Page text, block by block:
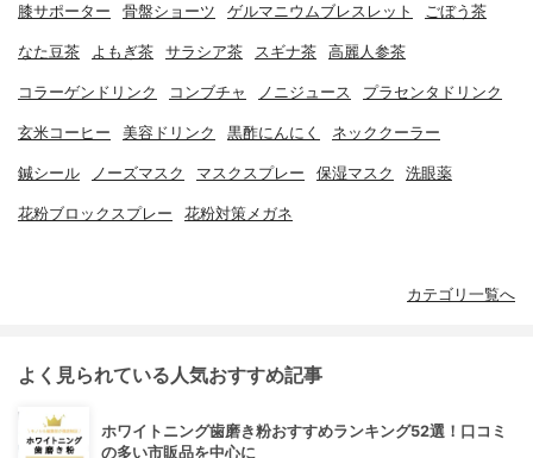
膝サポーター 骨盤ショーツ ゲルマニウムブレスレット ごぼう茶
なた豆茶 よもぎ茶 サラシア茶 スギナ茶 高麗人参茶
コラーゲンドリンク コンブチャ ノニジュース プラセンタドリンク
玄米コーヒー 美容ドリンク 黒酢にんにく ネッククーラー
鍼シール ノーズマスク マスクスプレー 保湿マスク 洗眼薬
花粉ブロックスプレー 花粉対策メガネ
カテゴリ一覧へ
よく見られている人気おすすめ記事
ホワイトニング歯磨き粉おすすめランキング52選！口コミ
の多い市販品を中心に